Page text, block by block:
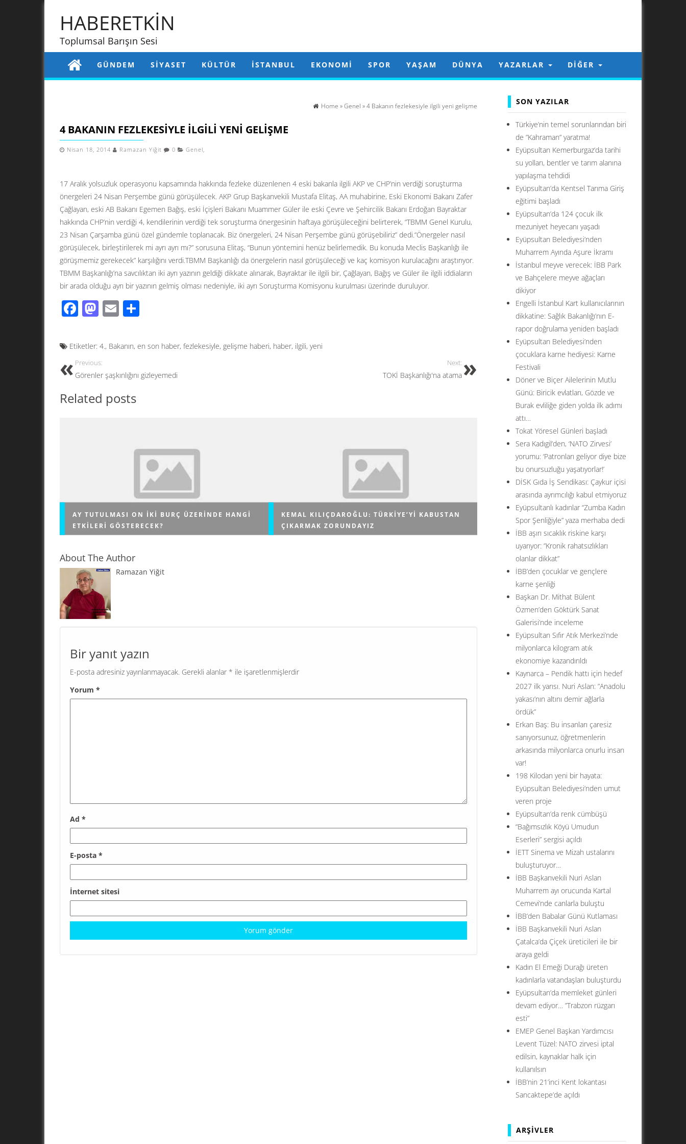
HABERETKİN
Toplumsal Barışın Sesi
GÜNDEM SIYASET KÜLTÜR İSTANBUL EKONOMI SPOR YAŞAM DÜNYA YAZARLAR DIĞER
Home »Genel » 4 Bakanın fezlekesiyle ilgili yeni gelişme
4 BAKANIN FEZLEKESIYLE ILGILI YENI GELIŞME
Nisan 18, 2014 Ramazan Yiğit 0 Genel,
17 Aralık yolsuzluk operasyonu kapsamında hakkında fezleke düzenlenen 4 eski bakanla ilgili AKP ve CHP’nin verdiği soruşturma
önergeleri 24 Nisan Perşembe günü görüşülecek. AKP Grup Başkanvekili Mustafa Elitaş, AA muhabirine, Eski Ekonomi Bakanı Zafer
Çağlayan, eski AB Bakanı Egemen Bağış, eski İçişleri Bakanı Muammer Güler ile eski Çevre ve Şehircilik Bakanı Erdoğan Bayraktar
hakkında CHP’nin verdiği 4, kendilerinin verdiği tek soruşturma önergesinin haftaya görüşüleceğini belirterek, “TBMM Genel Kurulu,
23 Nisan Çarşamba günü özel gündemle toplanacak. Biz önergeleri, 24 Nisan Perşembe günü görüşebiliriz” dedi.“Önergeler nasıl
görüşülecek, birleştirilerek mi ayrı ayrı mı?” sorusuna Elitaş, “Bunun yöntemini henüz belirlemedik. Bu konuda Meclis Başkanlığı ile
görüşmemiz gerekecek” karşılığını verdi.TBMM Başkanlığı da önergelerin nasıl görüşüleceği ve kaç komisyon kurulacağını araştırıyor.
TBMM Başkanlığı’na savcılıktan iki ayrı yazının geldiği dikkate alınarak, Bayraktar ile ilgili bir, Çağlayan, Bağış ve Güler ile ilgili iddiaların
bir arada olduğu ayrı bir yazının gelmiş olması nedeniyle, iki ayrı Soruşturma Komisyonu kurulması üzerinde duruluyor.
F
e
b
o
o
k
M
to
d
o
n
E
ail ar
Etiketler: 4., Bakanın, en son haber, fezlekesiyle, gelişme haberi, haber, ilgili, yeni
Previous:
Görenler şaşkınlığını gizleyemedi
Next:
TOKİ Başkanlığı'na atama
Related posts
AY TUTULMASI ON IKI BURÇ ÜZERINDE HANGI
ETKILERI GÖSTERECEK?
Bu sene görülecek iki Ay ve iki Güneş tutulması,
2024’ün astrolojik açıdan en önemli yıllardan biri olduğu
anlamına geliyor. Ünlü bir astrolog, tutulmalar sırasında
KEMAL KILIÇDAROĞLU: TÜRKIYE’YI KABUSTAN
ÇIKARMAK ZORUNDAYIZ
About The Author
Ramazan Yiğit
Bir yanıt yazın
E-posta adresiniz yayınlanmayacak. Gerekli alanlar * ile işaretlenmişlerdir
Yorum *
Ad *
E-posta *
İnternet sitesi
SON YAZILAR
Türkiye’nin temel sorunlarından biri
de ”Kahraman” yaratma!
Eyüpsultan Kemerburgaz’da tarihi
su yolları, bentler ve tarım alanına
yapılaşma tehdidi
Eyüpsultan’da Kentsel Tarıma Giriş
eğitimi başladı
Eyüpsultan’da 124 çocuk ilk
mezuniyet heyecanı yaşadı
Eyüpsultan Belediyesi’nden
Muharrem Ayında Aşure İkramı
İstanbul meyve verecek: İBB Park
ve Bahçelere meyve ağaçları
dikiyor
Engelli İstanbul Kart kullanıcılarının
dikkatine: Sağlık Bakanlığı’nın E-
rapor doğrulama yeniden başladı
Eyüpsultan Belediyesi’nden
çocuklara karne hediyesi: Karne
Festivali
Döner ve Biçer Ailelerinin Mutlu
Günü: Biricik evlatları, Gözde ve
Burak evliliğe giden yolda ilk adımı
attı…
Tokat Yöresel Günleri başladı
Sera Kadıgil’den, ‘NATO Zirvesi’
yorumu: ‘Patronları geliyor diye bize
bu onursuzluğu yaşatıyorlar!’
DİSK Gıda İş Sendikası: Çaykur içisi
arasında ayrımcılığı kabul etmiyoruz
Eyüpsultanlı kadınlar “Zumba Kadın
Spor Şenliğiyle” yaza merhaba dedi
İBB aşırı sıcaklık riskine karşı
uyarıyor: ”Kronik rahatsızlıkları
olanlar dikkat”
İBB’den çocuklar ve gençlere
karne şenliği
Başkan Dr. Mithat Bülent
Özmen’den Göktürk Sanat
Galerisi’nde inceleme
Eyüpsultan Sıfır Atık Merkezi’nde
milyonlarca kilogram atık
ekonomiye kazandırıldı
Kaynarca – Pendik hattı için hedef
2027 ilk yarısı. Nuri Aslan: ”Anadolu
yakası’nın altını demir ağlarla
ördük”
Erkan Baş: Bu insanları çaresiz
sanıyorsunuz, öğretmenlerin
arkasında milyonlarca onurlu insan
var!
198 Kilodan yeni bir hayata:
Eyüpsultan Belediyesi’nden umut
veren proje
Eyüpsultan’da renk cümbüşü
“Bağımsızlık Köyü Umudun
Eserleri” sergisi açıldı
İETT Sinema ve Mizah ustalarını
buluşturuyor…
İBB Başkanvekili Nuri Aslan
Muharrem ayı orucunda Kartal
Cemevi’nde canlarla buluştu
İBB’den Babalar Günü Kutlaması
İBB Başkanvekili Nuri Aslan
Çatalca’da Çiçek üreticileri ile bir
araya geldi
Kadın El Emeği Durağı üreten
kadınlarla vatandaşları buluşturdu
Eyüpsultan’da memleket günleri
devam ediyor… ”Trabzon rüzgarı
esti”
EMEP Genel Başkan Yardımcısı
Levent Tüzel: NATO zirvesi iptal
edilsin, kaynaklar halk için
kullanılsın
İBB’nin 21’inci Kent lokantası
Sancaktepe’de açıldı
ARŞIVLER